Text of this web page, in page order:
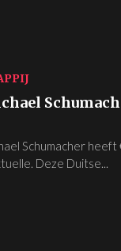
Schumacher
Deze Duitse...